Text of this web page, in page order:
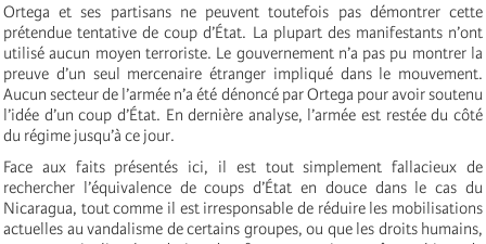
Ortega et ses partisans ne peuvent toutefois pas démontrer cette
prétendue tentative de coup d’État. La plupart des manifestants n’ont
utilisé aucun moyen terroriste. Le gouvernement n’a pas pu montrer la
preuve d’un seul mercenaire étranger impliqué dans le mouvement.
Aucun secteur de l’armée n’a été dénoncé par Ortega pour avoir soutenu
l’idée d’un coup d’État. En dernière analyse, l’armée est restée du côté
du régime jusqu’à ce jour.
Face aux faits présentés ici, il est tout simplement fallacieux de
rechercher l’équivalence de coups d’État en douce dans le cas du
Nicaragua, tout comme il est irresponsable de réduire les mobilisations
actuelles au vandalisme de certains groupes, ou que les droits humains,